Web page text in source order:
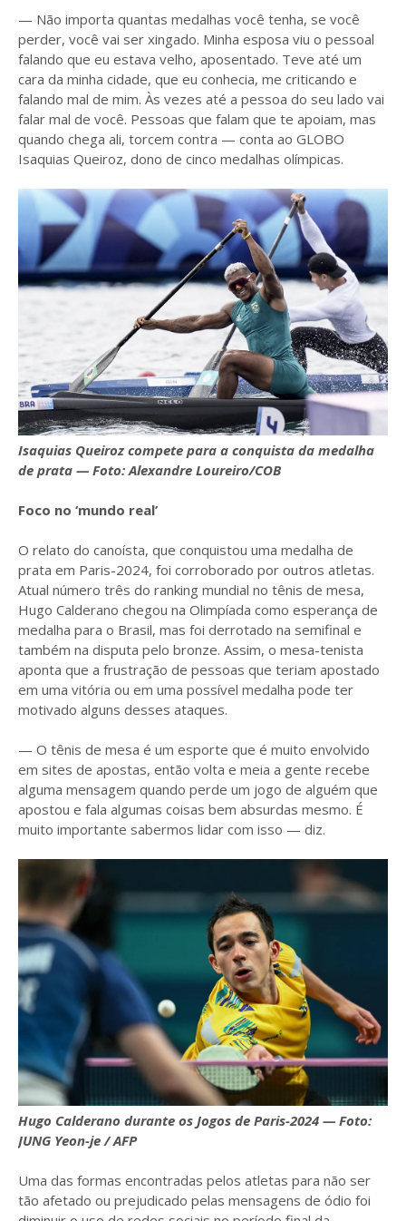
— Não importa quantas medalhas você tenha, se você
perder, você vai ser xingado. Minha esposa viu o pessoal
falando que eu estava velho, aposentado. Teve até um
cara da minha cidade, que eu conhecia, me criticando e
falando mal de mim. Às vezes até a pessoa do seu lado vai
falar mal de você. Pessoas que falam que te apoiam, mas
quando chega ali, torcem contra — conta ao GLOBO
Isaquias Queiroz, dono de cinco medalhas olímpicas.
Isaquias Queiroz compete para a conquista da medalha
de prata — Foto: Alexandre Loureiro/COB
Foco no ‘mundo real’
O relato do canoísta, que conquistou uma medalha de
prata em Paris-2024, foi corroborado por outros atletas.
Atual número três do ranking mundial no tênis de mesa,
Hugo Calderano chegou na Olimpíada como esperança de
medalha para o Brasil, mas foi derrotado na semifinal e
também na disputa pelo bronze. Assim, o mesa-tenista
aponta que a frustração de pessoas que teriam apostado
em uma vitória ou em uma possível medalha pode ter
motivado alguns desses ataques.
— O tênis de mesa é um esporte que é muito envolvido
em sites de apostas, então volta e meia a gente recebe
alguma mensagem quando perde um jogo de alguém que
apostou e fala algumas coisas bem absurdas mesmo. É
muito importante sabermos lidar com isso — diz.
Hugo Calderano durante os Jogos de Paris-2024 — Foto:
JUNG Yeon-je / AFP
Uma das formas encontradas pelos atletas para não ser
tão afetado ou prejudicado pelas mensagens de ódio foi